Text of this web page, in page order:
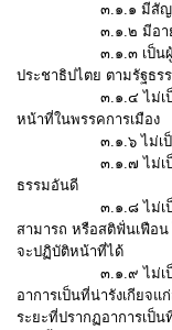
๓.๑.๑ มีสัญชา
๓.๑.๒ มีอายุไม่ต่ำ
๓.๑.๓ เป็นผู้เลื่อม
ประชาธิปไตย ตามรัฐธ
๓.๑.๔ ไม่เป็นผู้ดำร
หน้าที่ในพรรคการ
๓.๑.๖ ไม่เป็นบุ
๓.๑.๗ ไม่เป็นผู้มีคว
ธรรมอันดี
๓.๑.๘ ไม่เป็นคนไ
สามารถ หรือสติฟั่นเฟือ
จะปฏิบัติหน้าที่ได้
๓.๑.๙ ไม่เป็นโรคเ
อาการเป็นที่น่ารังเกียจ
ระยะที่ปรากฏอาการเป็